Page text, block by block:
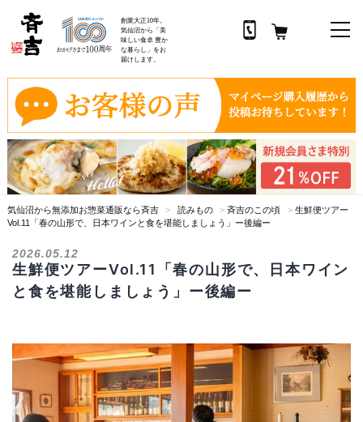
コ
ン
ツ
へ
ス
キ
創業大正10年。
気仙沼から「美
味しい食卓 豊か
な暮らし」をお
届けします。
気仙沼から無添加お惣菜通販なら斉吉 > 読みもの >斉吉のこの頃 > 生鮮便ツアー
Vol.11「春の山形で、日本ワインと食を堪能しましょう」ー後編ー
2026.05.12
生鮮便ツアーVol.11「春の山形で、日本ワイン
と食を堪能しましょう」ー後編ー